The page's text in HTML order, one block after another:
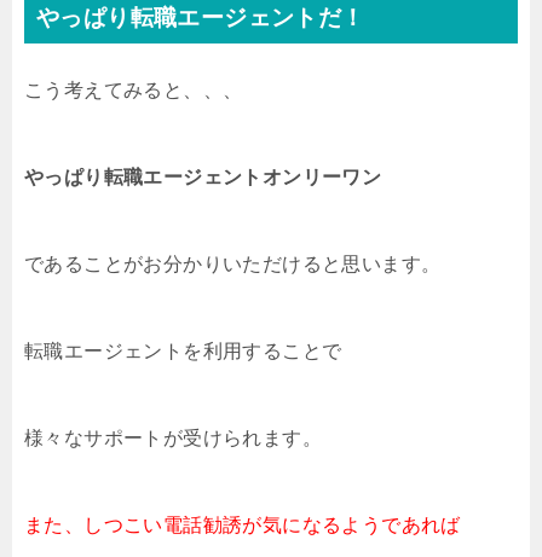
やっぱり転職エージェントだ！
こう考えてみると、、、
やっぱり転職エージェントオンリーワン
であることがお分かりいただけると思います。
転職エージェントを利用することで
様々なサポートが受けられます。
また、しつこい電話勧誘が気になるようであれば